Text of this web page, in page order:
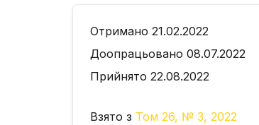
Отримано 21.02.2022
Доопрацьовано 08.07.2022
Прийнято 22.08.2022
Взято з Том 26, № 3, 2022